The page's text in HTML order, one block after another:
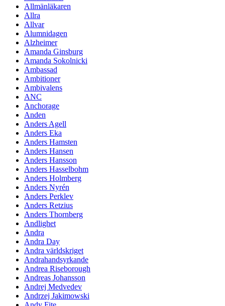
Allmänläkaren
Allra
Allvar
Alumnidagen
Alzheimer
Amanda Ginsburg
Amanda Sokolnicki
Ambassad
Ambitioner
Ambivalens
ANC
Anchorage
Anden
Anders Agell
Anders Eka
Anders Hamsten
Anders Hansen
Anders Hansson
Anders Hasselbohm
Anders Holmberg
Anders Nyrén
Anders Perklev
Anders Retzius
Anders Thornberg
Andlighet
Andra
Andra Day
Andra världskriget
Andrahandsyrkande
Andrea Riseborough
Andreas Johansson
Andrej Medvedev
Andrzej Jakimowski